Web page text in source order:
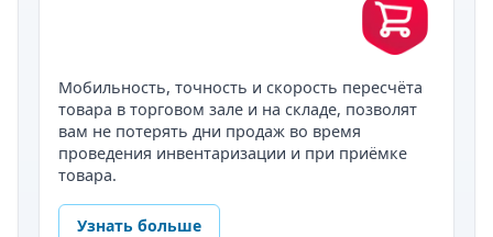
Мобильность, точность и скорость пересчёта
товара в торговом зале и на складе, позволят
вам не потерять дни продаж во время
проведения инвентаризации и при приёмке
товара.
Узнать больше